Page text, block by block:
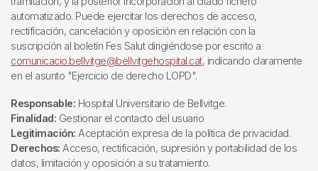
automatizado. Puede ejercitar los derechos de acceso,
rectificación, cancelación y oposición en relación con la
suscripción al boletín Fes Salut dirigiéndose por escrito a
comunicacio.bellvitge@bellvitgehospital.cat, indicando claramente
en el asunto "Ejercicio de derecho LOPD".
Responsable: Hospital Universitario de Bellvitge.
Finalidad: Gestionar el contacto del usuario
Legitimación: Aceptación expresa de la política de privacidad.
Derechos: Acceso, rectificación, supresión y portabilidad de los
datos, limitación y oposición a su tratamiento.